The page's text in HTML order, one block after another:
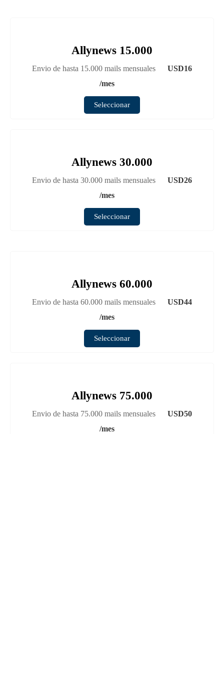
Allynews 15.000
Envio de hasta 15.000 mails mensuales USD16
/mes
Seleccionar
Allynews 30.000
Envio de hasta 30.000 mails mensuales USD26
/mes
Seleccionar
Allynews 60.000
Envio de hasta 60.000 mails mensuales USD44
/mes
Seleccionar
Allynews 75.000
Envio de hasta 75.000 mails mensuales USD50
/mes